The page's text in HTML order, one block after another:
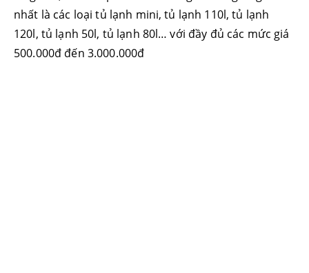
nhất là các loại tủ lạnh mini, tủ lạnh 110l, tủ lạnh
120l, tủ lạnh 50l, tủ lạnh 80l… với đầy đủ các mức giá
500.000đ đến 3.000.000đ